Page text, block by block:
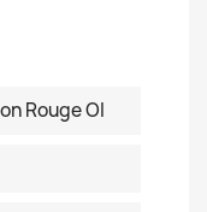
Rouge OI